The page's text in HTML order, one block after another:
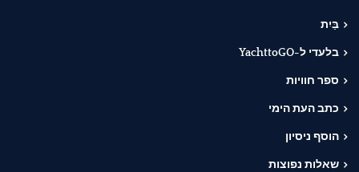
בַּיִת
בלעדי ל-YachttoGO
ספר חוויות
כתב העת הימי
הוסף ניסיון
שאלות נפוצות